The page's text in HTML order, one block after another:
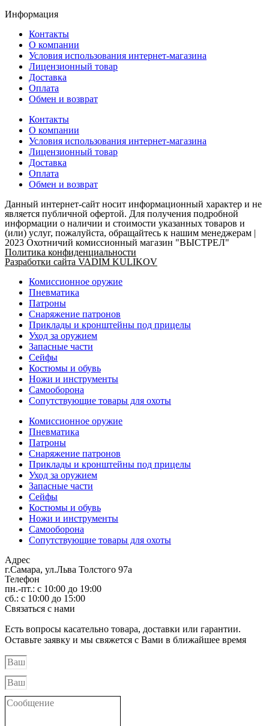
Информация
Контакты
О компании
Условия использования интернет-магазина
Лицензионный товар
Доставка
Оплата
Обмен и возврат
Контакты
О компании
Условия использования интернет-магазина
Лицензионный товар
Доставка
Оплата
Обмен и возврат
Данный интернет-сайт носит информационный характер и не
является публичной офертой. Для получения подробной
информации о наличии и стоимости указанных товаров и
(или) услуг, пожалуйста, обращайтесь к нашим менеджерам |
2023 Охотничий комиссионный магазин "ВЫСТРЕЛ"
Политика конфиденциальности
Разработки сайта VADIM KULIKOV
Комиссионное оружие
Пневматика
Патроны
Снаряжение патронов
Приклады и кронштейны под прицелы
Уход за оружием
Запасные части
Сейфы
Костюмы и обувь
Ножи и инструменты
Самооборона
Сопутствующие товары для охоты
Комиссионное оружие
Пневматика
Патроны
Снаряжение патронов
Приклады и кронштейны под прицелы
Уход за оружием
Запасные части
Сейфы
Костюмы и обувь
Ножи и инструменты
Самооборона
Сопутствующие товары для охоты
Адрес
г.Самара, ул.Льва Толстого 97а
Телефон
пн.-пт.: с 10:00 до 19:00
сб.: с 10:00 до 15:00
Связаться с нами
Есть вопросы касательно товара, доставки или гарантии.
Оставьте заявку и мы свяжется с Вами в ближайшее время